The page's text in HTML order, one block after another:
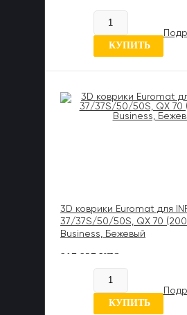
В наличии
7 отзывов
КУПИТЬ
3D коврики Euromat для
37/37S/50/50S, QX 70
Business, Бежевый
817 837 UZS
В наличии
7 отзывов
КУПИТЬ